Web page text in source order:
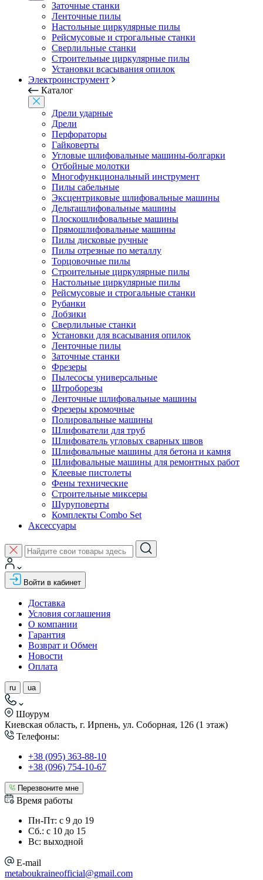
Заточные станки
Ленточные пилы
Настольные циркулярные пилы
Рейсмусовые и строгальные станки
Сверлильные станки
Строительные циркулярные пилы
Установки всасывания опилок
Электроинструмент
Каталог
Дрели ударные
Дрели
Перфораторы
Гайковерты
Угловые шлифовальные машины-болгарки
Отбойные молотки
Многофункциональный инструмент
Пилы сабельные
Эксцентриковые шлифовальные машины
Дельташлифовальные машины
Плоскошлифовальные машины
Прямошлифовальные машины
Пилы дисковые ручные
Пилы отрезные по металлу
Торцовочные пилы
Строительные циркулярные пилы
Настольные циркулярные пилы
Рейсмусовые и строгальные станки
Рубанки
Лобзики
Сверлильные станки
Установки для всасывания опилок
Ленточные пилы
Заточные станки
Фрезеры
Пылесосы универсальные
Штроборезы
Ленточные шлифовальные машины
Фрезеры кромочные
Полировальные машины
Шлифователи для труб
Шлифователь угловых сварных швов
Шлифовальные машины для бетона и камня
Шлифовальные машины для ремонтных работ
Клеевые пистолеты
Фены технические
Строительные миксеры
Шуруповерты
Комплекты Combo Set
Аксессуары
Войти в кабинет
Доставка
Условия соглашения
О компании
Гарантия
Возврат и Обмен
Новости
Оплата
ru ua
Шоурум
Киевская область, г. Ирпень, ул. Соборная, 126 (1 этаж)
Телефоны:
+38 (095) 363-88-10
+38 (096) 754-10-67
Перезвоните мне
Время работы
Пн-Пт: с 9 до 19
Сб.: с 10 до 15
Вс: выходной
E-mail
metaboukraineofficial@gmail.com